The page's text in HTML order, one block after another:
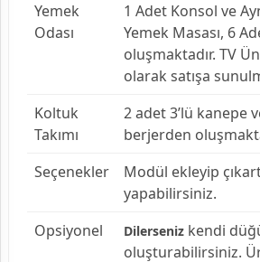
Yemek
Odası
1 Adet Konsol ve
Yemek Masası, 6
oluşmaktadır. TV
olarak satışa
Koltuk
Takımı
2 adet 3’lü kanepe
berjerden
Seçenekler
Modül ekleyip
yapabilirsiniz.
Opsiyonel
Dilerseniz kendi
oluşturabilirsiniz.